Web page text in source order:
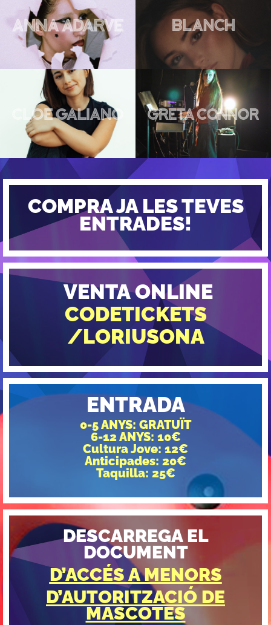
COMPRA JA LES TEVES
ENTRADES!
VENTA ONLINE
CODETICKETS
/LORIUSONA
ENTRADA
0-5 ANYS: GRATUÏT
6-12 ANYS: 10€
Cultura Jove: 12€
Anticipades: 20€
Taquilla: 25€
DESCARREGA EL
DOCUMENT
D’ACCÉS A MENORS
D’AUTORITZACIÓ DE
MASCOTES